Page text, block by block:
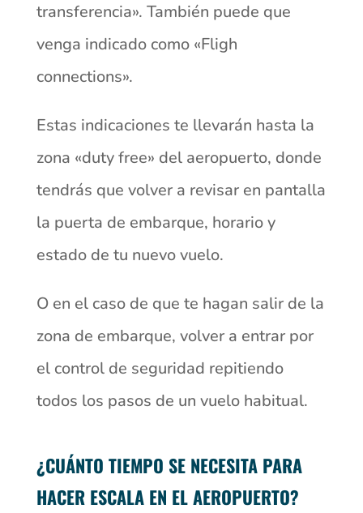
transferencia». También puede que
venga indicado como «Fligh
connections».
Estas indicaciones te llevarán hasta la
zona «duty free» del aeropuerto, donde
tendrás que volver a revisar en pantalla
la puerta de embarque, horario y
estado de tu nuevo vuelo.
O en el caso de que te hagan salir de la
zona de embarque, volver a entrar por
el control de seguridad repitiendo
todos los pasos de un vuelo habitual.
¿CUÁNTO TIEMPO SE NECESITA PARA
HACER ESCALA EN EL AEROPUERTO?